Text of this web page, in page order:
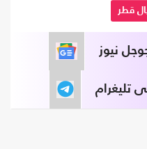
قطر
نيوز
تليغرام